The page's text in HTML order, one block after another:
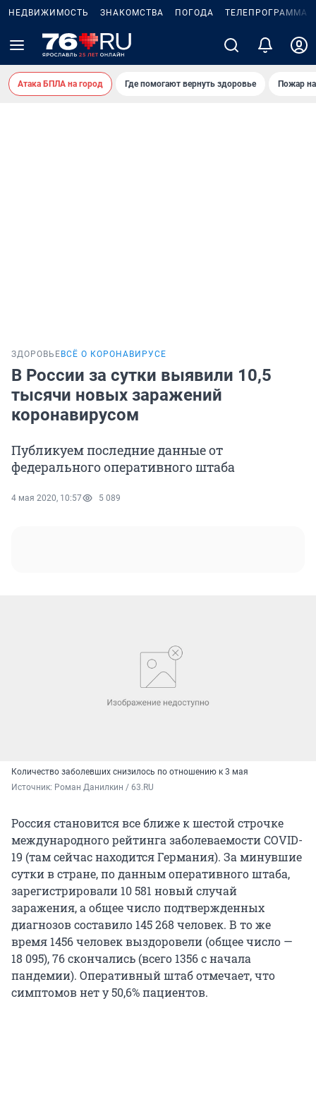
НЕДВИЖИМОСТЬ ЗНАКОМСТВА ПОГОДА ТЕЛЕПРОГРАММА
Атака БПЛА на город Где помогают вернуть здоровье Пожар
ЗДОРОВЬЕ ВСЁ О КОРОНАВИРУСЕ
В России за сутки выявили 10,5
тысячи новых заражений
коронавирусом
Публикуем последние данные от
федерального оперативного штаба
4 мая 2020, 10:57 5 089
Количество заболевших снизилось по отношению к 3 мая
Источник: Роман Данилкин / 63.RU
Россия становится все ближе к шестой строчке
международного рейтинга заболеваемости COVID-
19 (там сейчас находится Германия). За минувшие
сутки в стране, по данным оперативного штаба,
зарегистрировали 10 581 новый случай
заражения, а общее число подтвержденных
диагнозов составило 145 268 человек. В то же
время 1456 человек выздоровели (общее число —
18 095), 76 скончались (всего 1356 с начала
пандемии). Оперативный штаб отмечает, что
симптомов нет у 50,6% пациентов.